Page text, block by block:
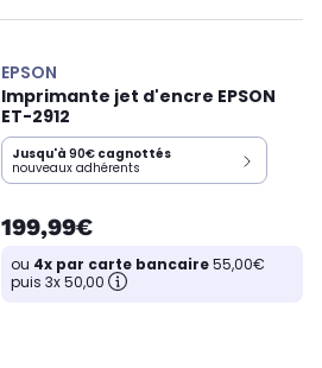
EPSON
Imprimante jet d'encre EPSON
ET-2912
Jusqu'à 90€ cagnottés
nouveaux adhérents
199,99€
ou 4x par carte bancaire55,00€
puis 3x 50,00